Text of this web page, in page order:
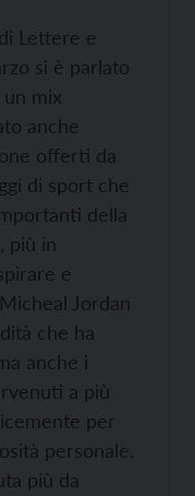
Lettere e
si è parlato
mix
anche
offerti da
di sport che
della
più in
e
Jordan
che ha
anche i
a più
per
personale.
più da